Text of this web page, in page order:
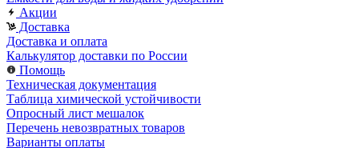
Акции
Доставка
Доставка и оплата
Калькулятор доставки по России
Помощь
Техническая документация
Таблица химической устойчивости
Опросный лист мешалок
Перечень невозвратных товаров
Варианты оплаты